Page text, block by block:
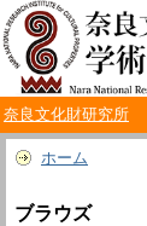
奈良文化財研究所
ホーム
ブラウズ